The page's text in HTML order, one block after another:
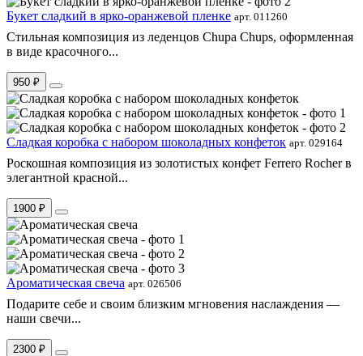
Букет сладкий в ярко-оранжевой пленке арт. 011260
Стильная композиция из леденцов Chupa Chups, оформленная
в виде красочного...
950 ₽
Сладкая коробка с набором шоколадных конфеток арт. 029164
Роскошная композиция из золотистых конфет Ferrero Rocher в
элегантной красной...
1900 ₽
Ароматическая свеча арт. 026506
Подарите себе и своим близким мгновения наслаждения —
наши свечи...
2300 ₽